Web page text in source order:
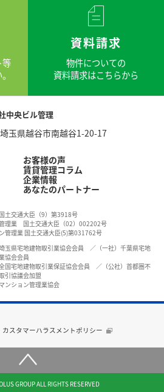
等
資料請求
物件についての
資料請求はこちらから
中央ビル管理
玉県越谷市南越谷1-20-17
お客様の声
賃貸管理コラム
企業情報
あなたのパートナー
土交通大臣（9）第3918号
理業 国土交通大臣（02）002202号
管理業 国土交通大臣(5)第031762号
埼玉県宅地建物取引業協会会員 ／（一社）千葉県宅地
協会会員
全国宅地建物取引業保証協会会員 ／（公社）首都圏不
引協議会加盟
マンション管理業協会
カスタマーハラスメントポリシー
GROUP ALL RIGHTS RESERVED